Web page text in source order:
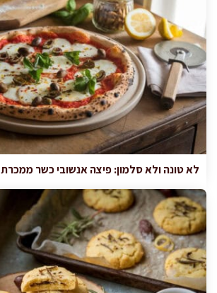
לא טונה ולא סלמון: פיצה אנשובי כשר ממכרת